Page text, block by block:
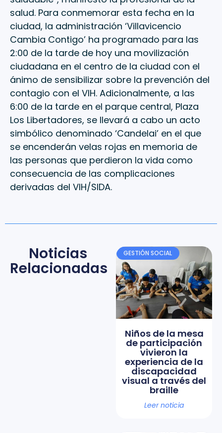
salud. Para conmemorar esta fecha en la
ciudad, la administración ‘Villavicencio
Cambia Contigo’ ha programado para las
2:00 de la tarde de hoy una movilización
ciudadana en el centro de la ciudad con el
ánimo de sensibilizar sobre la prevención del
contagio con el VIH. Adicionalmente, a las
6:00 de la tarde en el parque central, Plaza
Los Libertadores, se llevará a cabo un acto
simbólico denominado ‘Candelai’ en el que
se encenderán velas rojas en memoria de
las personas que perdieron la vida como
consecuencia de las complicaciones
derivadas del VIH/SIDA.
Noticias
Relacionadas
GESTIÓN SOCIAL
Niños de la mesa
de participación
vivieron la
experiencia de la
discapacidad
visual a través del
braille
Leer noticia